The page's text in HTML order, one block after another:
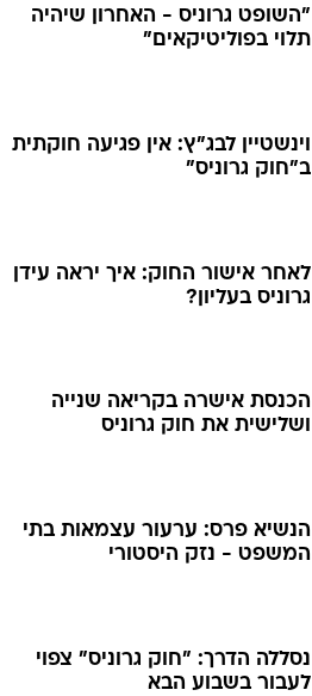
"השופט גרוניס - האחרון שיהיה
תלוי בפוליטיקאים"
וינשטיין לבג"ץ: אין פגיעה חוקתית
ב"חוק גרוניס"
לאחר אישור החוק: איך יראה עידן
גרוניס בעליון?
הכנסת אישרה בקריאה שנייה
ושלישית את חוק גרוניס
הנשיא פרס: ערעור עצמאות בתי
המשפט - נזק היסטורי
נסללה הדרך: "חוק גרוניס" צפוי
לעבור בשבוע הבא